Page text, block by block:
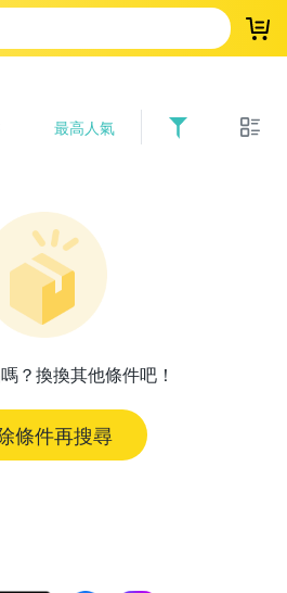
登
最高人氣
？換換其他條件吧！
條件再搜尋